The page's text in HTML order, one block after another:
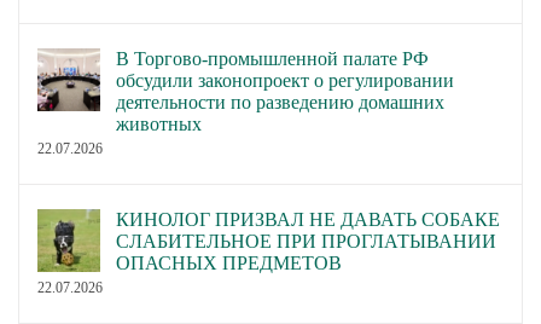
В Торгово-промышленной палате РФ
обсудили законопроект о регулировании
деятельности по разведению домашних
животных
22.07.2026
КИНОЛОГ ПРИЗВАЛ НЕ ДАВАТЬ СОБАКЕ
СЛАБИТЕЛЬНОЕ ПРИ ПРОГЛАТЫВАНИИ
ОПАСНЫХ ПРЕДМЕТОВ
22.07.2026